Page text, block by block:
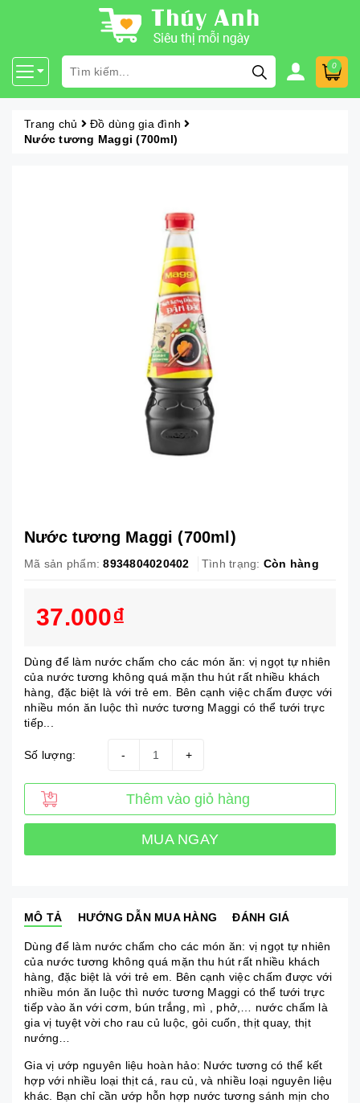
0
Trang chủ
Đồ dùng gia đình
Nước tương Maggi (700ml)
Nước tương Maggi (700ml)
Mã sản phẩm: 8934804020402 Tình trạng: Còn hàng
37.000₫
Dùng để làm nước chấm cho các món ăn: vị ngọt tự nhiên
của nước tương không quá mặn thu hút rất nhiều khách
hàng, đặc biệt là với trẻ em. Bên cạnh việc chấm được với
nhiều món ăn luộc thì nước tương Maggi có thể tưới trực
tiếp...
Số lượng: +
-
Thêm vào giỏ hàng
MUA NGAY
MÔ TẢ HƯỚNG DẪN MUA HÀNG ĐÁNH GIÁ
Dùng để làm nước chấm cho các món ăn: vị ngọt tự nhiên
của nước tương không quá mặn thu hút rất nhiều khách
hàng, đặc biệt là với trẻ em. Bên cạnh việc chấm được với
nhiều món ăn luộc thì nước tương Maggi có thể tưới trực
tiếp vào ăn với cơm, bún trắng, mì , phở,… nước chấm là
gia vị tuyệt vời cho rau củ luộc, gỏi cuốn, thịt quay, thịt
nướng…
Gia vị ướp nguyên liệu hoàn hảo: Nước tương có thể kết
hợp với nhiều loại thịt cá, rau củ, và nhiều loại nguyên liệu
khác. Bạn chỉ cần ướp hỗn hợp nước tương sánh mịn cho